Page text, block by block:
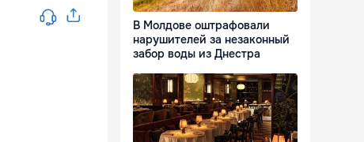
В Молдове оштрафовали
нарушителей за незаконный
забор воды из Днестра